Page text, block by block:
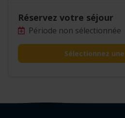
Réservez votre séjour
Période non sélectionnée
Sélectionnez